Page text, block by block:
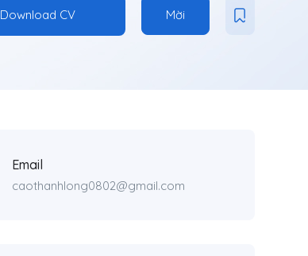
Download CV Mời
Email
caothanhlong0802@gmail.com